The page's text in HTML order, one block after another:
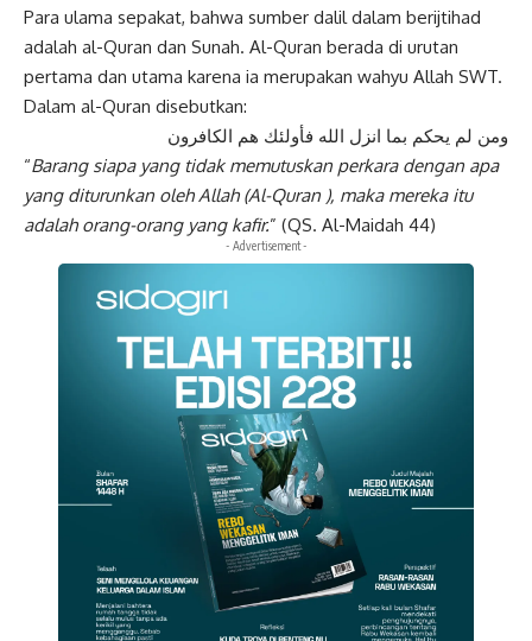
Para ulama sepakat, bahwa sumber dalil dalam berijtihad
adalah al-Quran dan Sunah. Al-Quran berada di urutan
pertama dan utama karena ia merupakan wahyu Allah SWT.
Dalam al-Quran disebutkan:
ومن لم يحكم بما انزل الله فأولئك هم الكافرون
“Barang siapa yang tidak memutuskan perkara dengan apa
yang diturunkan oleh Allah (Al-Quran ), maka mereka itu
adalah orang-orang yang kafir.” (QS. Al-Maidah 44)
- Advertisement -